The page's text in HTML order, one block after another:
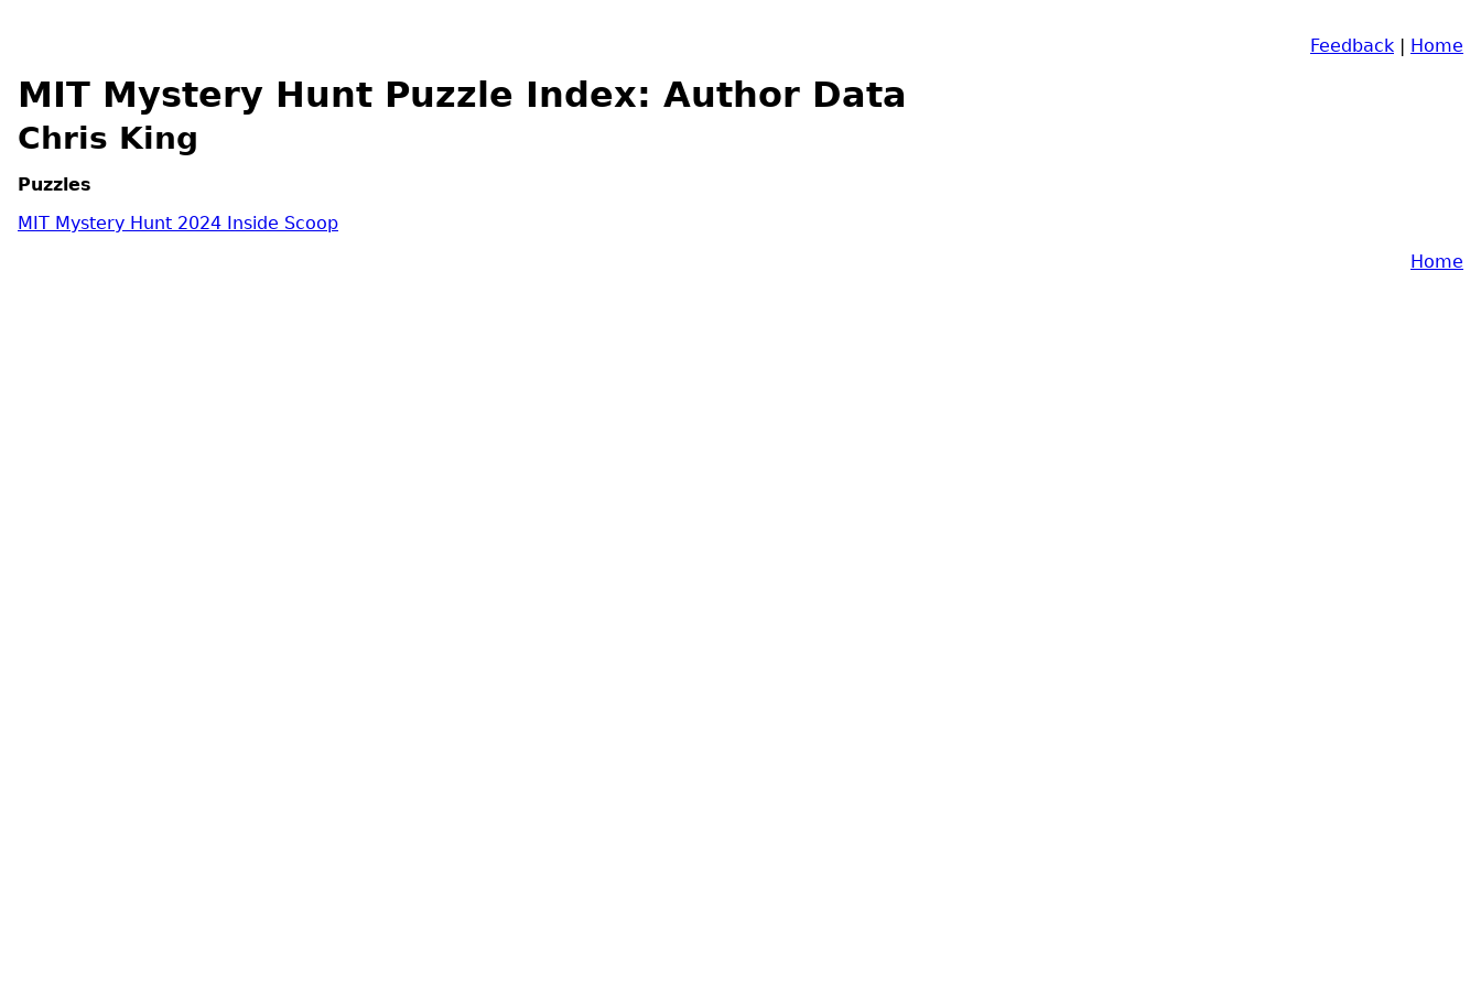
Feedback | Home
MIT Mystery Hunt Puzzle Index: Author Data
Chris King
Puzzles
MIT Mystery Hunt 2024 Inside Scoop
Home